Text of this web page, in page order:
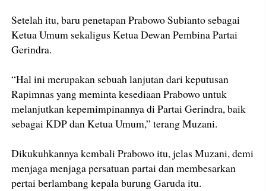
Setelah itu, baru penetapan Prabowo Subianto sebagai
Ketua Umum sekaligus Ketua Dewan Pembina Partai
Gerindra.
“Hal ini merupakan sebuah lanjutan dari keputusan
Rapimnas yang meminta kesediaan Prabowo untuk
melanjutkan kepemimpinannya di Partai Gerindra, baik
sebagai KDP dan Ketua Umum,” terang Muzani.
Dikukuhkannya kembali Prabowo itu, jelas Muzani, demi
menjaga menjaga persatuan partai dan membesarkan
pertai berlambang kepala burung Garuda itu.